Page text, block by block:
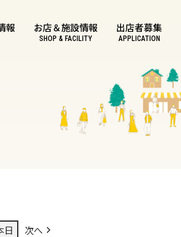
報 お店＆施設情報
SHOP & FACILITY
出店者募集
APPLICATION
日 次へ